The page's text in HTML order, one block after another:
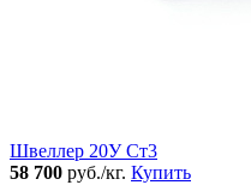
Швеллер 20У Ст3
58 700 руб./кг. Купить